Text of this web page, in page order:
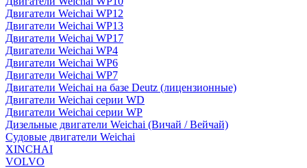
Двигатели Weichai WP12
Двигатели Weichai WP13
Двигатели Weichai WP17
Двигатели Weichai WP4
Двигатели Weichai WP6
Двигатели Weichai WP7
Двигатели Weichai на базе Deutz (лицензионные)
Двигатели Weichai серии WD
Двигатели Weichai серии WP
Дизельные двигатели Weichai (Вичай / Вейчай)
Судовые двигатели Weichai
XINCHAI
VOLVO